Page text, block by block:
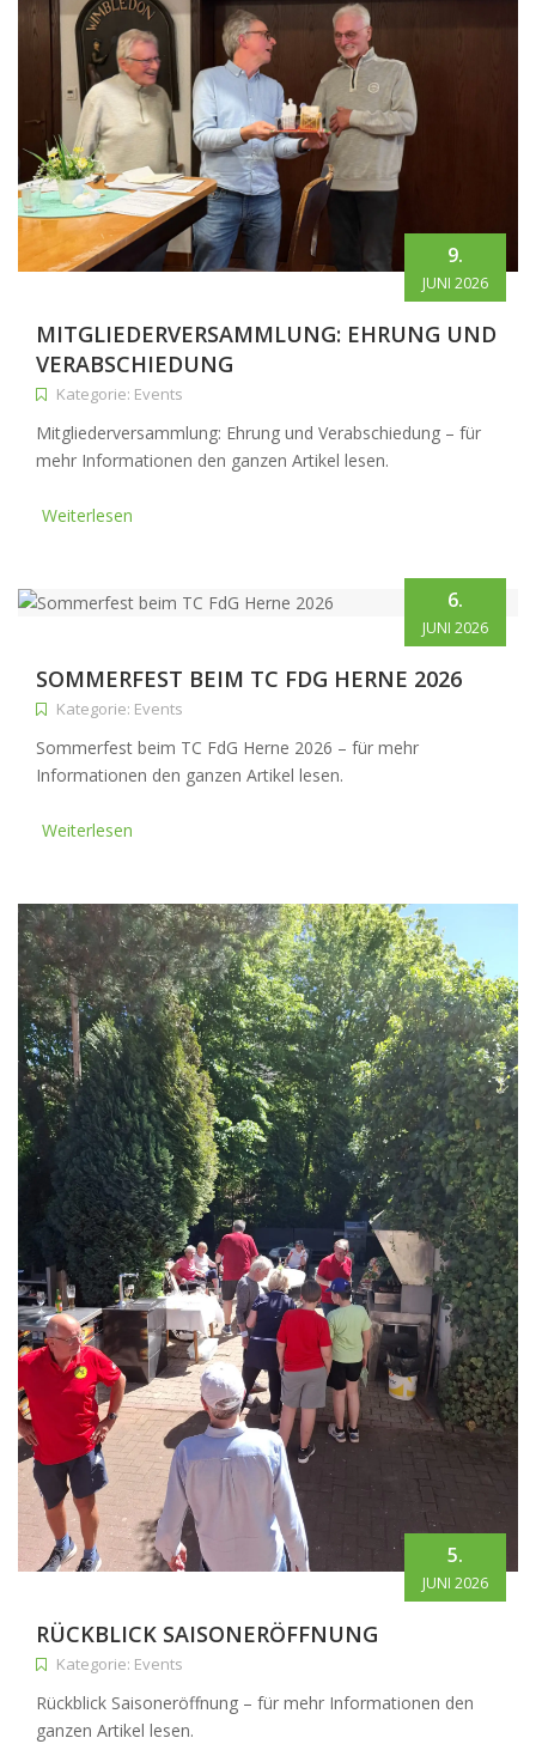
9.
JUNI 2026
MITGLIEDERVERSAMMLUNG: EHRUNG UND
VERABSCHIEDUNG
Kategorie: Events
Mitgliederversammlung: Ehrung und Verabschiedung – für
mehr Informationen den ganzen Artikel lesen.
Weiterlesen
6.
JUNI 2026
SOMMERFEST BEIM TC FDG HERNE 2026
Kategorie: Events
Sommerfest beim TC FdG Herne 2026 – für mehr
Informationen den ganzen Artikel lesen.
Weiterlesen
5.
JUNI 2026
RÜCKBLICK SAISONERÖFFNUNG
Kategorie: Events
Rückblick Saisoneröffnung – für mehr Informationen den
ganzen Artikel lesen.